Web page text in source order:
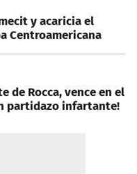
y acaricia el
Centroamericana
de Rocca, vence en el
partidazo infartante!